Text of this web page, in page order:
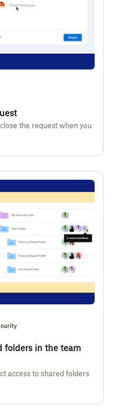
the request when you
folders in the team
access to shared folders